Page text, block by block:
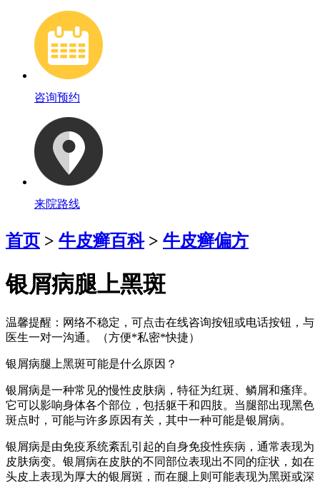
咨询预约
来院路线
首页 > 牛皮癣百科> 牛皮癣偏方
银屑病腿上黑斑
温馨提醒： 网络不稳定，可点击在线咨询按钮或电话按钮，与
医生一对一沟通。（方便*私密*快捷）
银屑病腿上黑斑可能是什么原因？
银屑病是一种常见的慢性皮肤病，特征为红斑、鳞屑和瘙痒。
它可以影响身体各个部位，包括躯干和四肢。当腿部出现黑色
斑点时，可能与许多原因有关，其中一种可能是银屑病。
银屑病是由免疫系统紊乱引起的自身免疫性疾病，通常表现为
皮肤病变。银屑病在皮肤的不同部位表现出不同的症状，如在
头皮上表现为厚大的银屑斑，而在腿上则可能表现为黑斑或深